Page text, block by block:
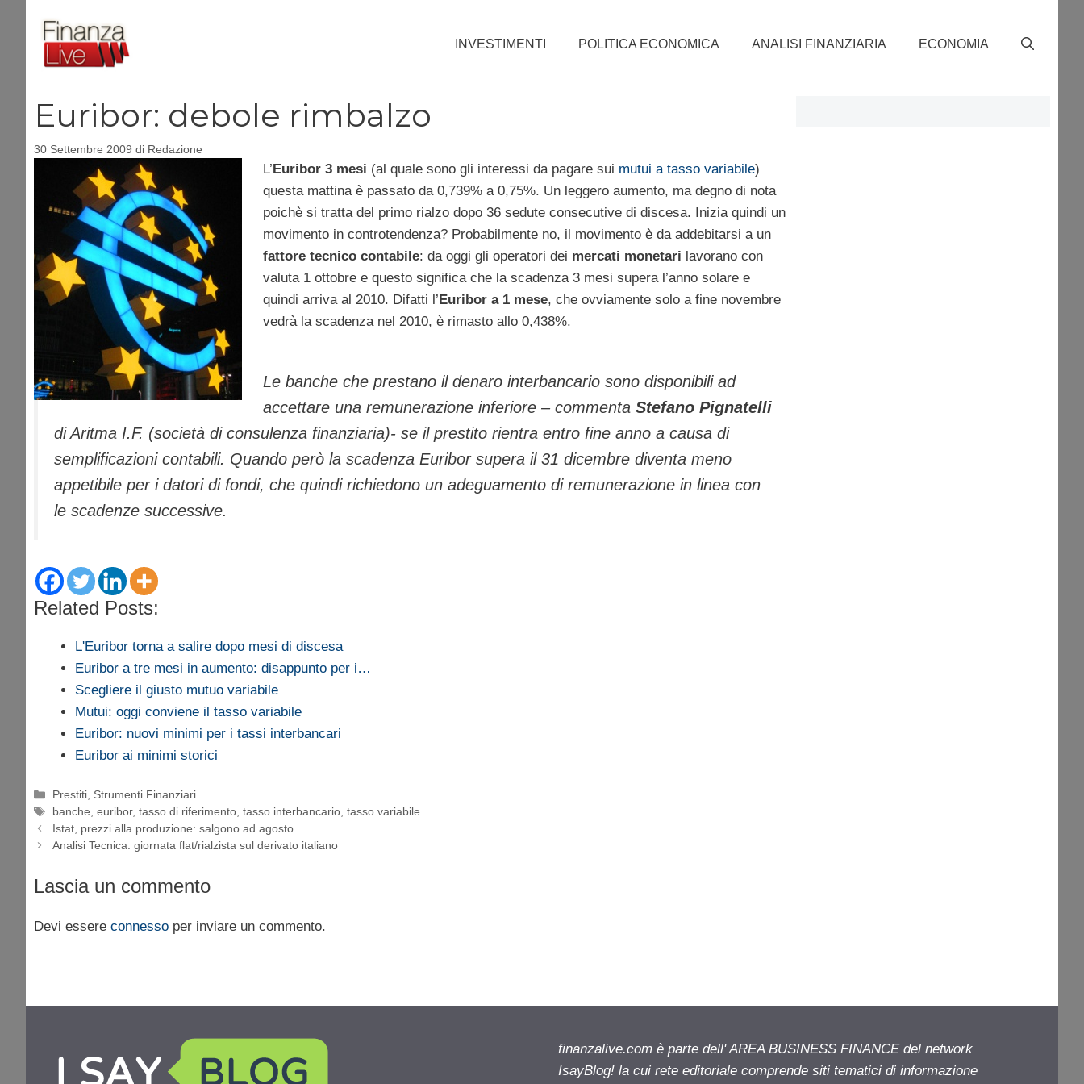
contenuto
INVESTIMENTI POLITICA ECONOMICA ANALISI FINANZIARIA ECONOMIA
Euribor: debole rimbalzo
30 Settembre 2009 di Redazione
L’Euribor 3 mesi (al quale sono gli interessi da pagare sui mutui a tasso variabile)
questa mattina è passato da 0,739% a 0,75%. Un leggero aumento, ma degno di nota
poichè si tratta del primo rialzo dopo 36 sedute consecutive di discesa. Inizia quindi un
movimento in controtendenza? Probabilmente no, il movimento è da addebitarsi a un
fattore tecnico contabile: da oggi gli operatori dei mercati monetari lavorano con
valuta 1 ottobre e questo significa che la scadenza 3 mesi supera l’anno solare e
quindi arriva al 2010. Difatti l’Euribor a 1 mese, che ovviamente solo a fine novembre
vedrà la scadenza nel 2010, è rimasto allo 0,438%.
Le banche che prestano il denaro interbancario sono disponibili ad
accettare una remunerazione inferiore – commenta Stefano Pignatelli
di Aritma I.F. (società di consulenza finanziaria)- se il prestito rientra entro fine anno a causa di
semplificazioni contabili. Quando però la scadenza Euribor supera il 31 dicembre diventa meno
appetibile per i datori di fondi, che quindi richiedono un adeguamento di remunerazione in linea con
le scadenze successive.
Related Posts:
L'Euribor torna a salire dopo mesi di discesa
Euribor a tre mesi in aumento: disappunto per i…
Scegliere il giusto mutuo variabile
Mutui: oggi conviene il tasso variabile
Euribor: nuovi minimi per i tassi interbancari
Euribor ai minimi storici
Categorie
Prestiti, Strumenti Finanziari
Tag
banche,euribor,tasso di riferimento,tasso interbancario,tasso variabile
Istat, prezzi alla produzione: salgono ad agosto
Analisi Tecnica: giornata flat/rialzista sul derivato italiano
Lascia un commento
Devi essere connesso per inviare un commento.
finanzalive.com è parte dell' AREA BUSINESS FINANCE del network
IsayBlog! la cui rete editoriale comprende siti tematici di informazione